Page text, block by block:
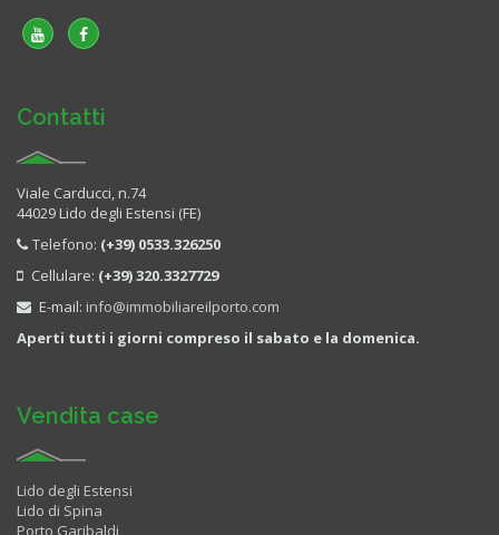
Contatti
Viale Carducci, n.74
44029 Lido degli Estensi (FE)
Telefono: (+39) 0533.326250
Cellulare: (+39) 320.3327729
E-mail: info@immobiliareilporto.com
Aperti tutti i giorni compreso il sabato e la domenica.
Vendita case
Lido degli Estensi
Lido di Spina